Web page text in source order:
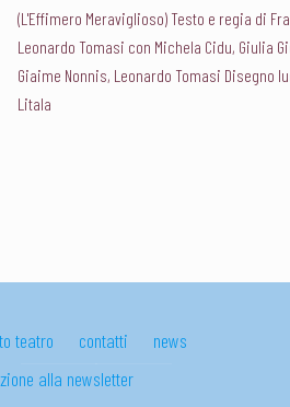
(L'Effimero Meraviglioso) Testo e regia di
Leonardo Tomasi con Michela Cidu, Giulia
Giaime Nonnis, Leonardo Tomasi Disegno
Litala
teatro contatti
news
alla newsletter